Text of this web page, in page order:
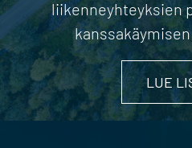
liikenneyhteyksien
LUE